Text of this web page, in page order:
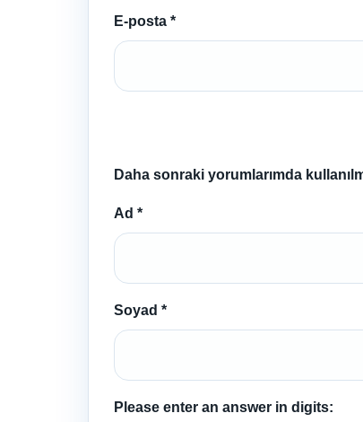
E-posta *
Daha sonraki yorumlarımda
Ad *
Soyad *
Please enter an answer in digits: